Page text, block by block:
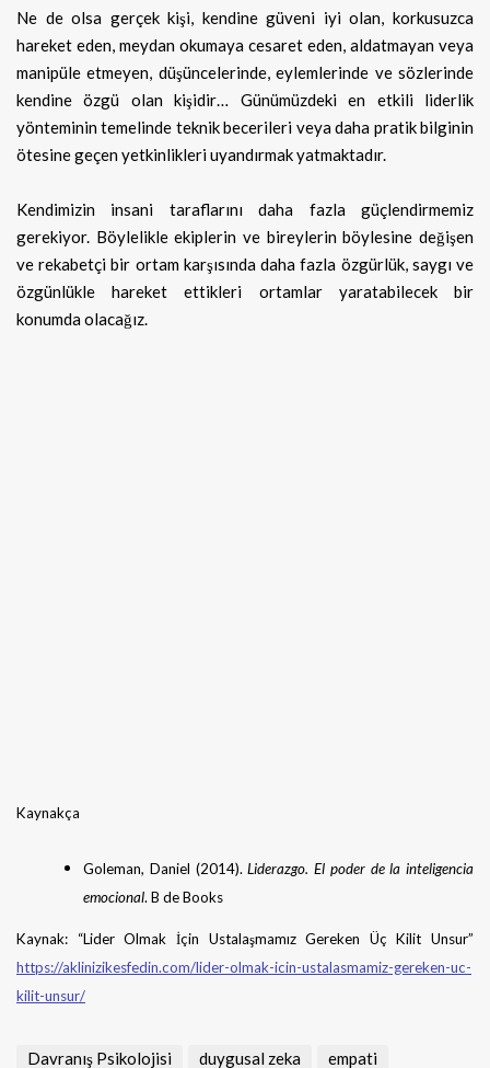
Ne de olsa gerçek kişi, kendine güveni iyi olan, korkusuzca
hareket eden, meydan okumaya cesaret eden, aldatmayan veya
manipüle etmeyen, düşüncelerinde, eylemlerinde ve sözlerinde
kendine özgü olan kişidir… Günümüzdeki en etkili liderlik
yönteminin temelinde teknik becerileri veya daha pratik bilginin
ötesine geçen yetkinlikleri uyandırmak yatmaktadır.
Kendimizin insani taraflarını daha fazla güçlendirmemiz
gerekiyor. Böylelikle ekiplerin ve bireylerin böylesine değişen
ve rekabetçi bir ortam karşısında daha fazla özgürlük, saygı ve
özgünlükle hareket ettikleri ortamlar yaratabilecek bir
konumda olacağız.
Kaynakça
Goleman, Daniel (2014).Liderazgo. El poder de la inteligencia
emocional. B de Books
Kaynak: “Lider Olmak İçin Ustalaşmamız Gereken Üç Kilit Unsur”
https://aklinizikesfedin.com/lider-olmak-icin-ustalasmamiz-gereken-uc-
kilit-unsur/
Davranış Psikolojisi duygusal zeka empati